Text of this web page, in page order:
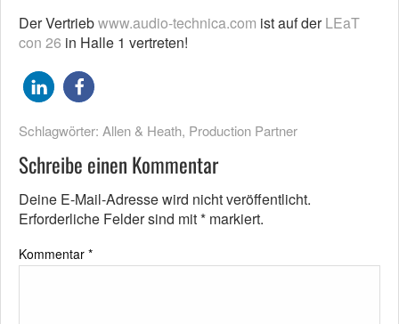
Der Vertriebwww.audio-technica.com ist auf derLEaT
con 26 in Halle 1 vertreten!
Schlagwörter: Allen & Heath, Production Partner
Schreibe einen Kommentar
Deine E-Mail-Adresse wird nicht veröffentlicht.
Erforderliche Felder sind mit* markiert.
Kommentar *